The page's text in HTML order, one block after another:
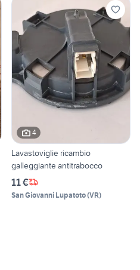
4
Lavastoviglie ricambio
galleggiante antitrabocco
11 €
San Giovanni Lupatoto(VR)